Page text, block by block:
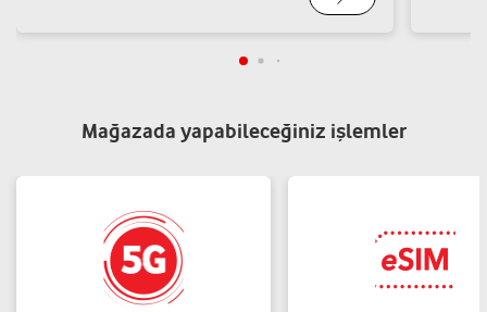
Mağazada yapabileceğiniz işlemler